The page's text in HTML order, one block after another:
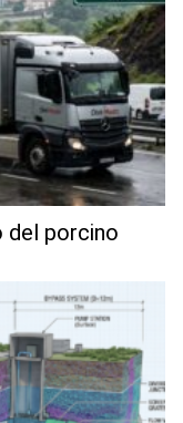
del porcino